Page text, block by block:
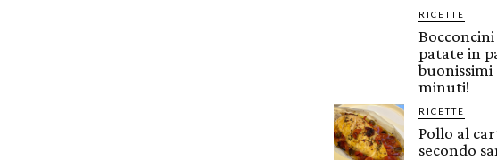
RICETTE
patate in
minuti!
RICETTE
Pollo al
secondo